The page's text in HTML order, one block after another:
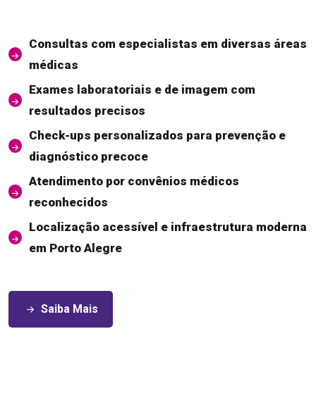
Consultas com especialistas em diversas áreas
médicas
Exames laboratoriais e de imagem com
resultados precisos
Check-ups personalizados para prevenção e
diagnóstico precoce
Atendimento por convênios médicos
reconhecidos
Localização acessível e infraestrutura moderna
em Porto Alegre
Saiba Mais